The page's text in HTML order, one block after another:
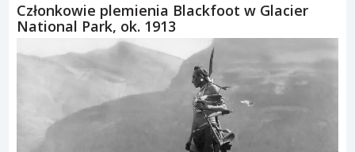
Członkowie plemienia Blackfoot w Glacier
National Park, ok. 1913